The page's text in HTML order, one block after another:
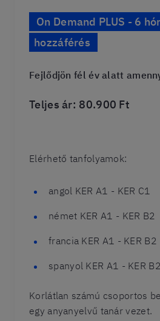
On Demand PLUS - 6
hozzáférés
Fejlődjön fél év alatt
Teljes ár: 80.900 Ft
Elérhető tanfolyamok:
angol KER A1 - KER C1
német KER A1 - KER B2
francia KER A1 - KER B2
spanyol KER A1 - KER B2
Korlátlan számú csoportos
egy anyanyelvű tanár vezet.